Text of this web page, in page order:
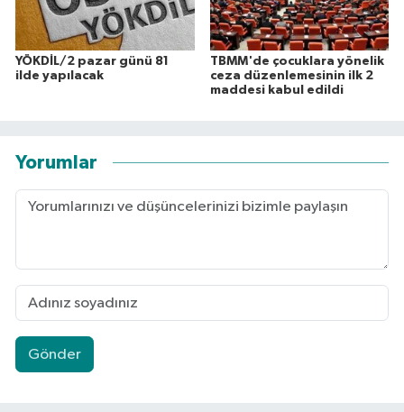
YÖKDİL/2 pazar günü 81
ilde yapılacak
TBMM'de çocuklara yönelik
ceza düzenlemesinin ilk 2
maddesi kabul edildi
Yorumlar
Gönder